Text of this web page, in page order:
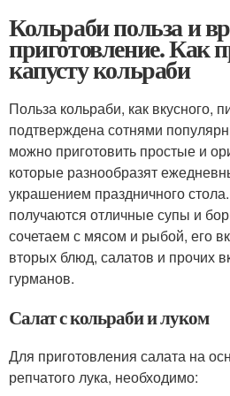
Кольраби польза и
приготовление. Как
капусту кольраби
Польза кольраби, как вкусного,
подтверждена сотнями
можно приготовить простые и
которые разнообразят
украшением праздничного
получаются отличные супы и
сочетаем с мясом и рыбой, его
вторых блюд, салатов и прочих
гурманов.
Салат с кольраби и луком
Для приготовления салата на
репчатого лука, необходимо: